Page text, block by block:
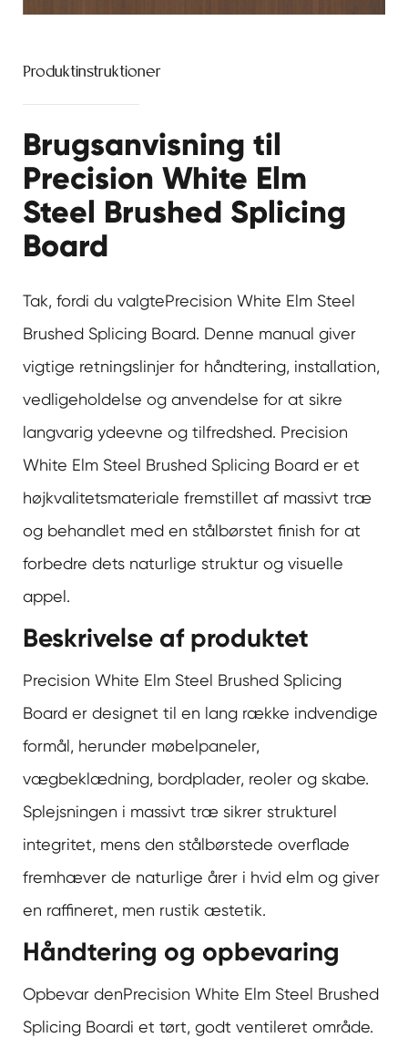
Produktinstruktioner
Brugsanvisning til
Precision White Elm
Steel Brushed Splicing
Board
Tak, fordi du valgtePrecision White Elm Steel
Brushed Splicing Board. Denne manual giver
vigtige retningslinjer for håndtering, installation,
vedligeholdelse og anvendelse for at sikre
langvarig ydeevne og tilfredshed. Precision
White Elm Steel Brushed Splicing Board er et
højkvalitetsmateriale fremstillet af massivt træ
og behandlet med en stålbørstet finish for at
forbedre dets naturlige struktur og visuelle
appel.
Beskrivelse af produktet
Precision White Elm Steel Brushed Splicing
Board er designet til en lang række indvendige
formål, herunder møbelpaneler,
vægbeklædning, bordplader, reoler og skabe.
Splejsningen i massivt træ sikrer strukturel
integritet, mens den stålbørstede overflade
fremhæver de naturlige årer i hvid elm og giver
en raffineret, men rustik æstetik.
Håndtering og opbevaring
Opbevar denPrecision White Elm Steel Brushed
Splicing Boardi et tørt, godt ventileret område.